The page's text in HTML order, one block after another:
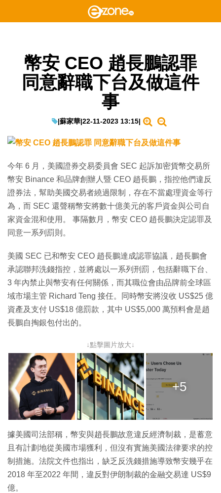
幣安 CEO 趙長鵬認罪
同意辭職下台及做這件
事
|蘇家華|22-11-2023 13:15|
今年 6 月，美國證券交易委員會 SEC 起訴加密貨幣交易所
幣安 Binance 和品牌創辦人暨 CEO 趙長鵬，指控他們違反
證券法，幫助美國交易者繞過限制，存在不當處理資金等行
為，而 SEC 還聲稱幣安將數十億美元的客戶資金與公司自
家資金混和使用。 事隔數月，幣安 CEO 趙長鵬決定認罪及
同意一系列罰則。
美國 SEC 已和幣安 CEO 趙長鵬達成認罪協議，趙長鵬會
承認聯邦洗錢指控，並將處以一系列刑罰，包括辭職下台、
3 年內禁止與幣安有任何關係，而其職位會由品牌前全球區
域市場主管 Richard Teng 接任。同時幣安將沒收 US$25 億
資產及支付 US$18 億罰款，其中 US$5,000 萬預料會是趙
長鵬自掏銀包付出的。
↓點擊圖片放大↓
+5
據美國司法部稱，幣安與趙長鵬故意違反經濟制裁，是蓄意
且有計劃地從美國市場獲利，但沒有實施美國法律要求的控
制措施。法院文件也指出，缺乏反洗錢措施導致幣安幾乎在
2018 年至2022 年間，違反對伊朗制裁的金融交易達 US$9
億。